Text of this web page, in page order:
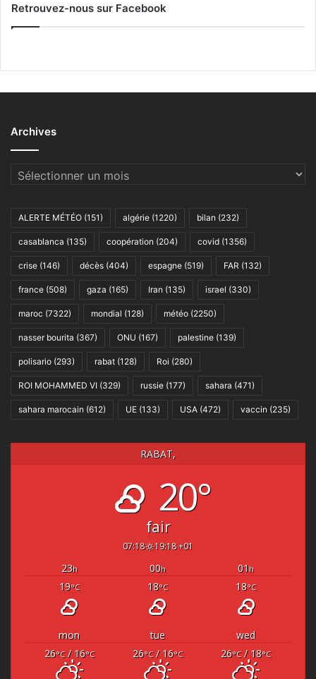
Retrouvez-nous sur Facebook
Archives
Archives
ALERTE MÉTÉO (151) algérie (1220) bilan (232)
casablanca (135) coopération (204) covid (1356)
crise (146) décès (404) espagne (519) FAR (132)
france (508) gaza (165) Iran (135) israel (330)
maroc (7322) mondial (128) météo (2250)
nasser bourita (367) ONU (167) palestine (139)
polisario (293) rabat (128) Roi (280)
ROI MOHAMMED VI (329) russie (177) sahara (471)
sahara marocain (612) UE (133) USA (472) vaccin (235)
RABAT,
20°
fair
07:18 19:18 +01
23h 00h 01 h
19°C 18°C 18°C
mon tue
wed
26°C/ 16°C 26°C/ 16°C 26°C/ 18°C